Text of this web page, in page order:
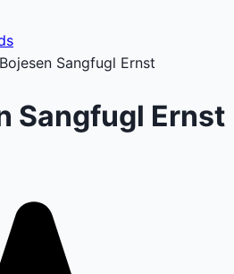
Sangfugl Ernst
Sangfugl Ernst